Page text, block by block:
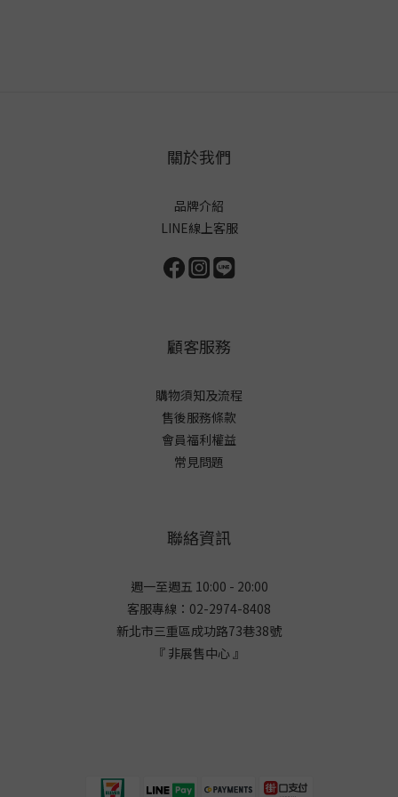
關於我們
品牌介紹
LINE線上客服
顧客服務
購物須知及流程
售後服務條款
會員福利權益
常見問題
聯絡資訊
週一至週五 10:00 - 20:00
客服專線：02-2974-8408
新北市三重區成功路73巷38號
『 非展售中心 』